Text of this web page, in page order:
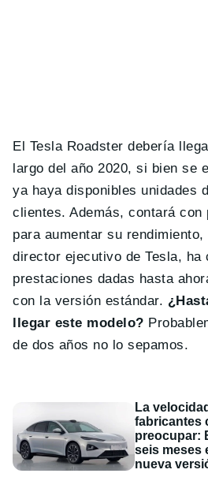
El Tesla Roadster debería
largo del año 2020, si bien se
ya haya disponibles unidades
clientes. Además, contará con
para aumentar su
director ejecutivo de Tesla, ha
prestaciones dadas hasta
con la versión estándar.
llegar este modelo?
de dos años no lo sepamos.
La
fabricantes
preocupar:
seis meses
nueva